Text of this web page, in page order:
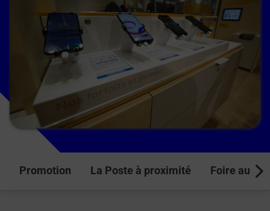
Promotion La Poste à proximité Foire aux